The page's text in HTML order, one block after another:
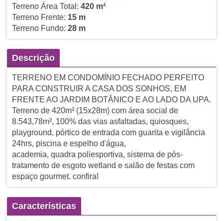
Terreno Área Total: 420 m²
Terreno Frente: 15 m
Terreno Fundo: 28 m
Descrição
TERRENO EM CONDOMÍNIO FECHADO PERFEITO
PARA CONSTRUIR A CASA DOS SONHOS, EM
FRENTE AO JARDIM BOTÂNICO E AO LADO DA UPA.
Terreno de 420m² (15x28m) com área social de
8.543,78m², 100% das vias asfaltadas, quiosques,
playground, pórtico de entrada com guarita e vigilância
24hrs, piscina e espelho d'água,
academia, quadra poliesportiva, sistema de pós-
tratamento de esgoto wetland e salão de festas com
espaço gourmet. confira!
Características